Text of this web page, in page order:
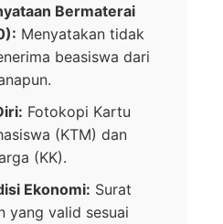
Bermaterai
Menyatakan tidak
beasiswa dari
Fotokopi Kartu
(KTM) dan
(KK).
Ekonomi: Surat
yang valid sesuai